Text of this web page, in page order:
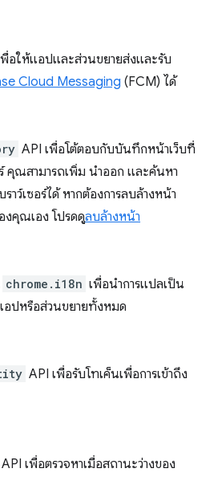
พื่อให้แอปและส่วนขยายส่งและรับ
Cloud Messaging (FCM) ได้
API เพื่อโต้ตอบกับบันทึกหน้าเว็บที่
ร์ คุณสามารถเพิ่ม นำออก และค้นหา
าว์เซอร์ได้ หากต้องการลบล้างหน้า
งคุณเอง โปรดดูลบล้างหน้า
chrome.i18n เพื่อนำการแปลเป็น
อปหรือส่วนขยายทั้งหมด
API เพื่อรับโทเค็นเพื่อการเข้าถึง
API เพื่อตรวจหาเมื่อสถานะว่างของ